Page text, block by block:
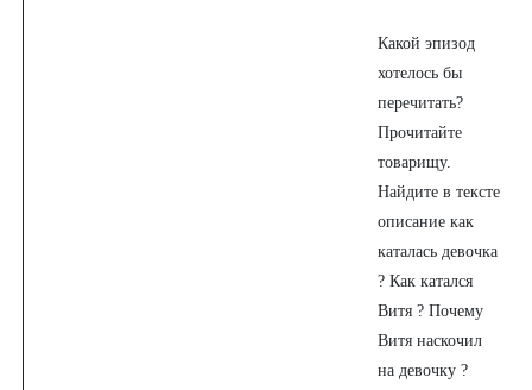
Какой эпизод
хотелось бы
перечитать?
Прочитайте
товарищу.
Найдите в тексте
описание как
каталась девочка
? Как катался
Витя ? Почему
Витя наскочил
на девочку ?